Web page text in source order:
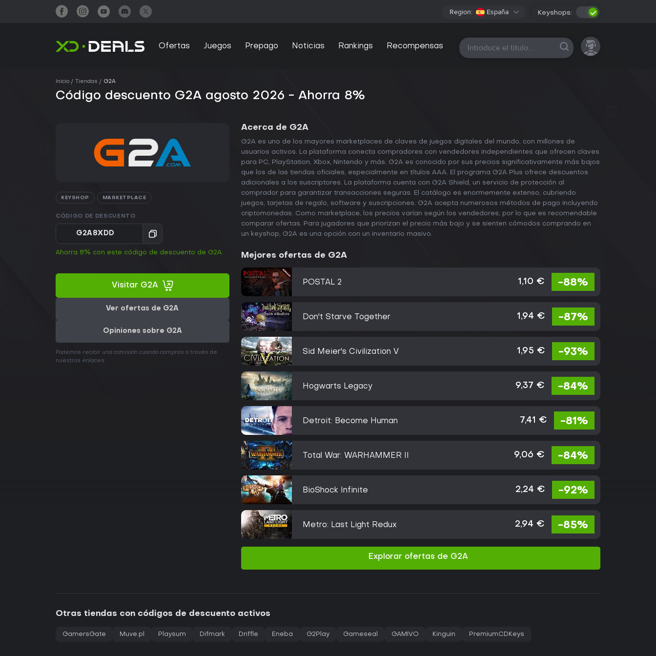
Region: España Keyshops:
Ofertas Juegos Prepago Noticias Rankings Recompensas Todas las plataformas
Inicio Tiendas G2A
Código descuento G2A agosto 2026 - Ahorra 8%
KEYSHOP MARKETPLACE
CÓDIGO DE DESCUENTO
G2A8XDD
Ahorra 8% con este código de descuento de G2A.
Visitar G2A
Ver ofertas de G2A
Opiniones sobre G2A
Podemos recibir una comisión cuando compras a través de
nuestros enlaces.
Acerca de G2A
G2A es uno de los mayores marketplaces de claves de juegos digitales del mundo, con millones de
usuarios activos. La plataforma conecta compradores con vendedores independientes que ofrecen claves
para PC, PlayStation, Xbox, Nintendo y más. G2A es conocido por sus precios significativamente más bajos
que los de las tiendas oficiales, especialmente en títulos AAA. El programa G2A Plus ofrece descuentos
adicionales a los suscriptores. La plataforma cuenta con G2A Shield, un servicio de protección al
comprador para garantizar transacciones seguras. El catálogo es enormemente extenso, cubriendo
juegos, tarjetas de regalo, software y suscripciones. G2A acepta numerosos métodos de pago incluyendo
criptomonedas. Como marketplace, los precios varían según los vendedores, por lo que es recomendable
comparar ofertas. Para jugadores que priorizan el precio más bajo y se sienten cómodos comprando en
un keyshop, G2A es una opción con un inventario masivo.
Mejores ofertas de G2A
POSTAL 2 1,10 € -88%
Don't Starve Together 1,94 € -87%
Sid Meier's Civilization V 1,95 € -93%
Hogwarts Legacy 9,37 € -84%
Detroit: Become Human 7,41 € -81%
Total War: WARHAMMER II 9,06 € -84%
BioShock Infinite 2,24 € -92%
Metro: Last Light Redux 2,94 € -85%
Explorar ofertas de G2A
Otras tiendas con códigos de descuento activos
GamersGate Muve.pl Playsum Difmark Driffle Eneba G2Play Gameseal GAMIVO Kinguin PremiumCDKeys